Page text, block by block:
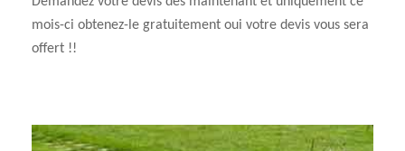
mois-ci obtenez-le gratuitement oui votre devis vous sera
offert !!